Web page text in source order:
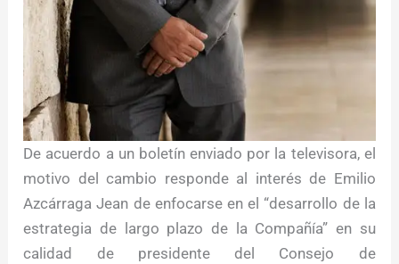
De acuerdo a un boletín enviado por la televisora, el
motivo del cambio responde al interés de Emilio
Azcárraga Jean de enfocarse en el “desarrollo de la
estrategia de largo plazo de la Compañía” en su
calidad de presidente del Consejo de